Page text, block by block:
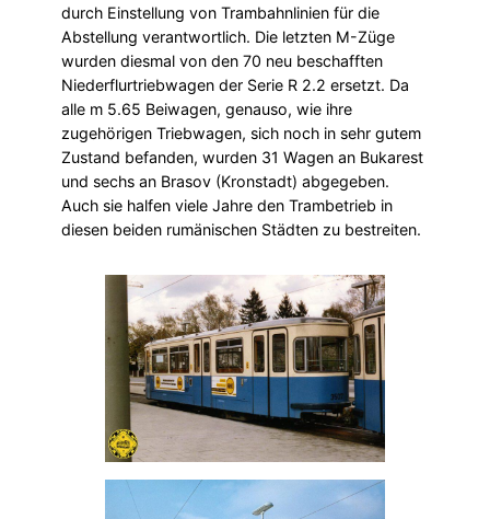
durch Einstellung von Trambahnlinien für die
Abstellung verantwortlich. Die letzten M-Züge
wurden diesmal von den 70 neu beschafften
Niederflurtriebwagen der Serie R 2.2 ersetzt. Da
alle m 5.65 Beiwagen, genauso, wie ihre
zugehörigen Triebwagen, sich noch in sehr gutem
Zustand befanden, wurden 31 Wagen an Bukarest
und sechs an Brasov (Kronstadt) abgegeben.
Auch sie halfen viele Jahre den Trambetrieb in
diesen beiden rumänischen Städten zu bestreiten.